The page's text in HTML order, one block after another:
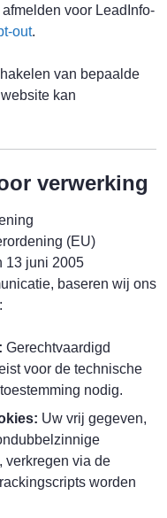
voor LeadInfo-
out.
van bepaalde
kan
verwerking
(EU)
13 juni 2005
baseren wij ons
Gerechtvaardigd
voor de technische
nodig.
Uw vrij gegeven,
verkregen via de
worden